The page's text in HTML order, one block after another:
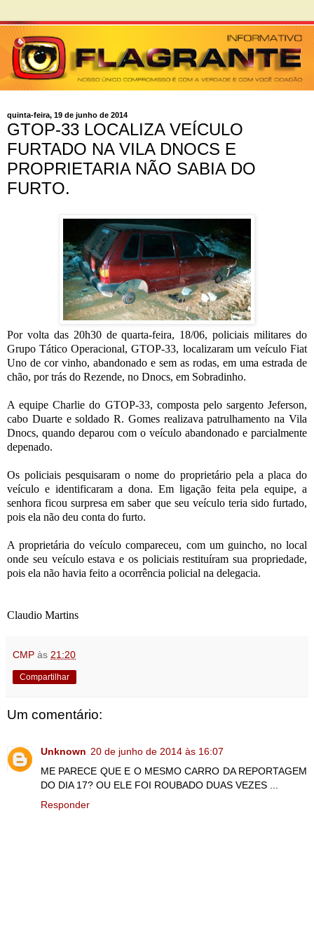
quinta-feira, 19 de junho de 2014
GTOP-33 LOCALIZA VEÍCULO
FURTADO NA VILA DNOCS E
PROPRIETARIA NÃO SABIA DO
FURTO.
Por volta das 20h30 de quarta-feira, 18/06, policiais militares do
Grupo Tático Operacional, GTOP-33, localizaram um veículo Fiat
Uno de cor vinho, abandonado e sem as rodas, em uma estrada de
chão, por trás do Rezende, no Dnocs, em Sobradinho.
A equipe Charlie do GTOP-33, composta pelo sargento Jeferson,
cabo Duarte e soldado R. Gomes realizava patrulhamento na Vila
Dnocs, quando deparou com o veículo abandonado e parcialmente
depenado.
Os policiais pesquisaram o nome do proprietário pela a placa do
veículo e identificaram a dona. Em ligação feita pela equipe, a
senhora ficou surpresa em saber que seu veículo teria sido furtado,
pois ela não deu conta do furto.
A proprietária do veículo compareceu, com um guincho, no local
onde seu veículo estava e os policiais restituíram sua propriedade,
pois ela não havia feito a ocorrência policial na delegacia.
Claudio Martins
CMP às 21:20
Compartilhar
Um comentário:
Unknown 20 de junho de 2014 às 16:07
ME PARECE QUE E O MESMO CARRO DA REPORTAGEM
DO DIA 17? OU ELE FOI ROUBADO DUAS VEZES ...
Responder